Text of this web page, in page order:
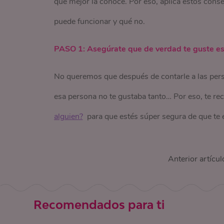
puede funcionar y qué no.
PASO 1: Asegúrate que de verdad te guste
No queremos que después de contarle a las
esa persona no te gustaba tanto… Por eso, te
alguien?para que estés súper segura de que
concentran mucho en el tráfico. Escoge un
pueda poner toda la atención y en el que tú te
Busca que no haya interrupciones de ningún tipo.
las llevaría por el camino de la desconfianza.
Cuéntale sobre esta persona y ten la fe en que
decir todo lo que piensa, incluso si tiene algún
este momento.
la autonomía para decidir lo que creas que es
por alguien, también eres lo suficientemente
decisiones que tomes.
¡Te deseamos toda la suerte del mundo! Y
podrás encontrar artículos, tests y paso a paso
Anterior
Recomendados para ti